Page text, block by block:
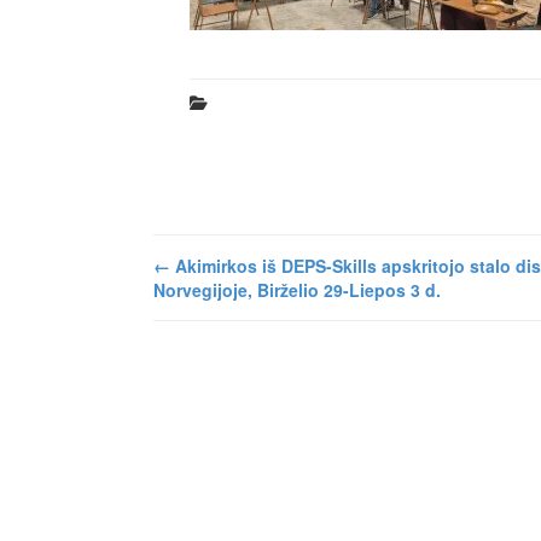
← Akimirkos iš DEPS-Skills apskritojo stalo
Norvegijoje, Birželio 29-Liepos 3 d.